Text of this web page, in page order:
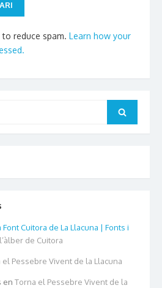
reduce spam. Learn how your
Search
Cuitora de La Llacuna | Fonts i
de Cuitora
el Pessebre Vivent de la Llacuna
en Torna el Pessebre Vivent de la